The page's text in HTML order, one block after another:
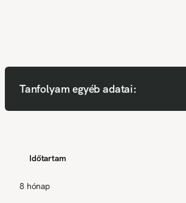
Tanfolyam egyéb adatai:
Időtartam
8 hónap